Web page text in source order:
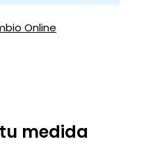
Online
medida